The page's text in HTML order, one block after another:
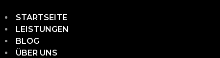
STARTSEITE
LEISTUNGEN
BLOG
ÜBER UNS